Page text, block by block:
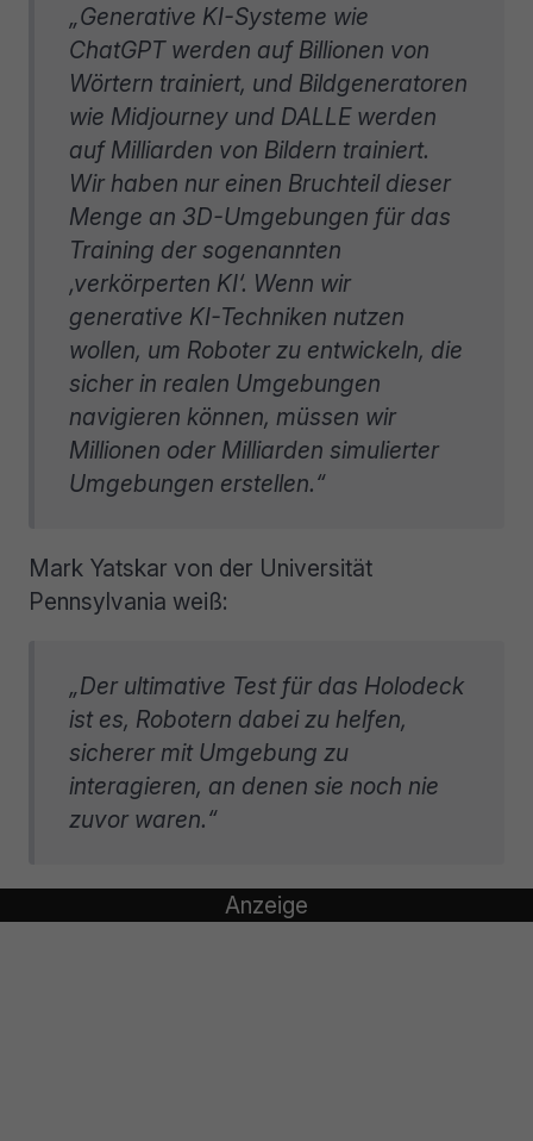
„Generative KI-Systeme wie
ChatGPT werden auf Billionen von
Wörtern trainiert, und Bildgeneratoren
wie Midjourney und DALLE werden
auf Milliarden von Bildern trainiert.
Wir haben nur einen Bruchteil dieser
Menge an 3D-Umgebungen für das
Training der sogenannten
‚verkörperten KI‘. Wenn wir
generative KI-Techniken nutzen
wollen, um Roboter zu entwickeln, die
sicher in realen Umgebungen
navigieren können, müssen wir
Millionen oder Milliarden simulierter
Umgebungen erstellen.“
Mark Yatskar von der Universität
Pennsylvania weiß:
„Der ultimative Test für das Holodeck
ist es, Robotern dabei zu helfen,
sicherer mit Umgebung zu
interagieren, an denen sie noch nie
zuvor waren.“